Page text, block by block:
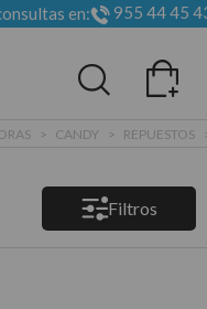
en: 955 44 45
> CANDY > REPUESTOS
Filtros